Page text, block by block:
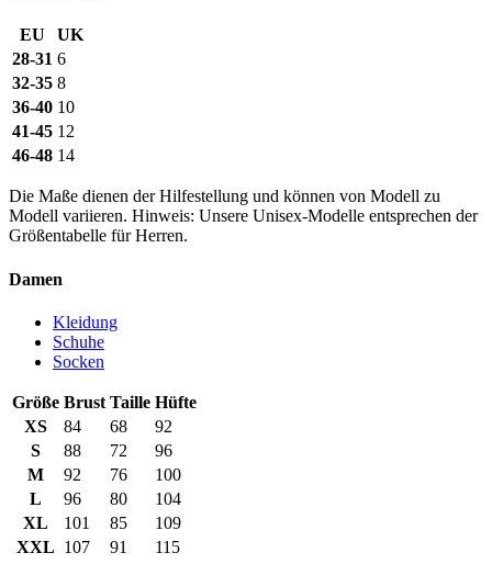
EU
UK
28-31 6
32-35 8
36-40 10
41-45 12
46-48 14
Die Maße dienen der Hilfestellung und können von Modell zu
Modell variieren. Hinweis: Unsere Unisex-Modelle entsprechen der
Größentabelle für Herren.
Damen
Kleidung
Schuhe
Socken
Größe Brust Taille Hüfte
XS
84 68
92
S
88 72
96
M
92 76
100
L
96 80
104
XL
101 85
109
XXL 107 91 115